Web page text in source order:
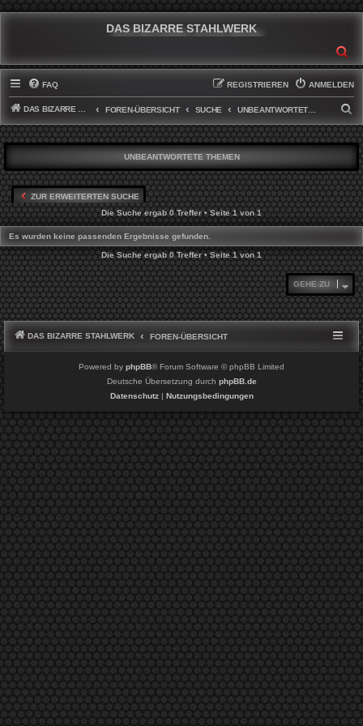
DAS BIZARRE STAHLWERK
FAQ ANMELDEN
REGISTRIEREN
DAS BIZARRE STAHLWERK FOREN-ÜBERSICHT SUCHE
U
C
H
E
UNBEANTWORTETE THEMEN
ZUR ERWEITERTEN SUCHE
Die Suche ergab 0 Treffer • Seite1von1
Es wurden keine passenden Ergebnisse gefunden.
Die Suche ergab 0 Treffer • Seite1von1
GEHE ZU
DAS BIZARRE STAHLWERK FOREN-ÜBERSICHT
Powered by phpBB® Forum Software © phpBB Limited
Deutsche Übersetzung durch phpBB.de
Datenschutz| Nutzungsbedingungen